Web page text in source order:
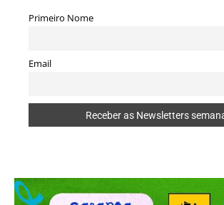
Primeiro Nome
Email